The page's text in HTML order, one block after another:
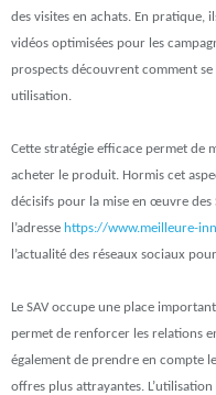
des visites en achats. En pratique,
vidéos optimisées pour les
prospects découvrent comment
utilisation.
Cette stratégie efficace permet de
acheter le produit. Hormis cet
décisifs pour la mise en œuvre des
l’adresse https://www.meilleure-
l’actualité des réseaux sociaux
Le SAV occupe une place
permet de renforcer les relations
également de prendre en compte
offres plus attrayantes.